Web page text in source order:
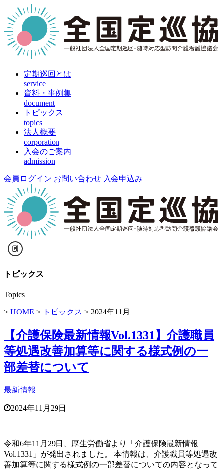
定期巡回とは
service
資料・事例集
document
トピックス
topics
法人概要
corporation
入会のご案内
admission
会員ログイン お問い合わせ 入会申込み
トピックス
Topics
> HOME > トピックス > 2024年11月
【介護保険最新情報Vol.1331】介護職員
等処遇改善加算等に関する様式例の一
部差替について
最新情報
2024年11月29日
令和6年11月29日、厚生労働省より「介護保険最新情報
Vol.1331」が発出されました。 本情報は、介護職員等処遇改
善加算等に関する様式例の一部差替についての内容となって